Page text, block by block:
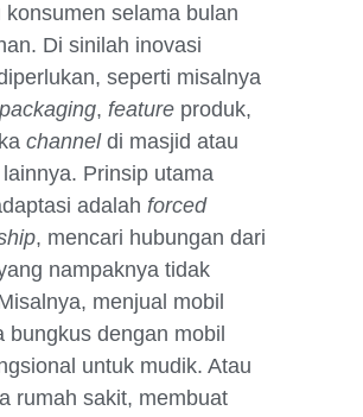
konsumen selama bulan
Di sinilah inovasi
seperti misalnya
packaging, feature produk,
channeldi masjid atau
Prinsip utama
adalah forced
, mencari hubungan dari
nampaknya tidak
menjual mobil
bungkus dengan mobil
untuk mudik. Atau
rumah sakit, membuat